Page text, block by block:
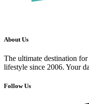
About Us
The ultimate destination
lifestyle since 2006. Your
Follow Us